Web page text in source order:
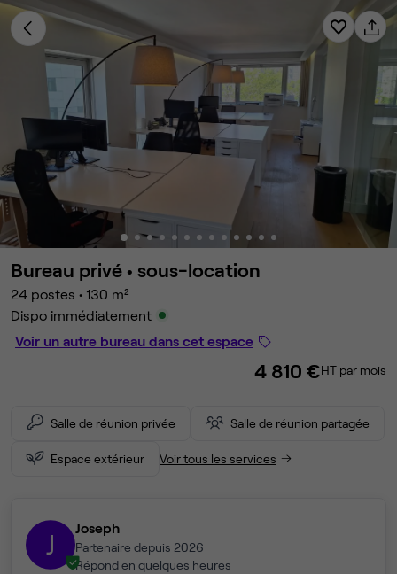
Bureau privé • sous-location
24 postes • 130 m²
Dispo immédiatement
Voir un autre bureau dans cet espace
4 810 €HT par mois
Salle de réunion privée Salle de réunion partagée
Espace extérieur Voir tous les services
J Joseph
Partenaire depuis 2026
Répond en quelques heures